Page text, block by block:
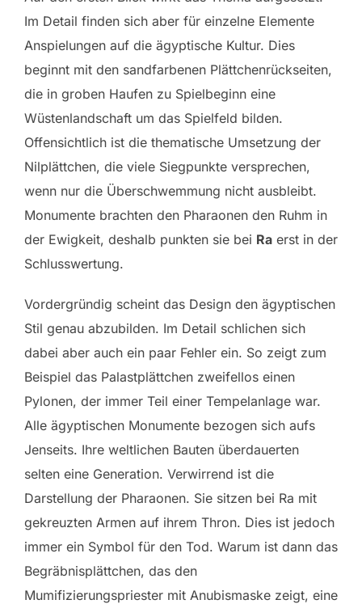
Im Detail finden sich aber für einzelne Elemente
Anspielungen auf die ägyptische Kultur. Dies
beginnt mit den sandfarbenen Plättchenrückseiten,
die in groben Haufen zu Spielbeginn eine
Wüstenlandschaft um das Spielfeld bilden.
Offensichtlich ist die thematische Umsetzung der
Nilplättchen, die viele Siegpunkte versprechen,
wenn nur die Überschwemmung nicht ausbleibt.
Monumente brachten den Pharaonen den Ruhm in
der Ewigkeit, deshalb punkten sie bei Ra erst in der
Schlusswertung.
Vordergründig scheint das Design den ägyptischen
Stil genau abzubilden. Im Detail schlichen sich
dabei aber auch ein paar Fehler ein. So zeigt zum
Beispiel das Palastplättchen zweifellos einen
Pylonen, der immer Teil einer Tempelanlage war.
Alle ägyptischen Monumente bezogen sich aufs
Jenseits. Ihre weltlichen Bauten überdauerten
selten eine Generation. Verwirrend ist die
Darstellung der Pharaonen. Sie sitzen bei Ra mit
gekreuzten Armen auf ihrem Thron. Dies ist jedoch
immer ein Symbol für den Tod. Warum ist dann das
Begräbnisplättchen, das den
Mumifizierungspriester mit Anubismaske zeigt, eine